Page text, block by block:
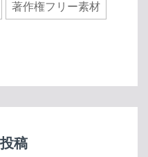
著作権フリー素材
稿